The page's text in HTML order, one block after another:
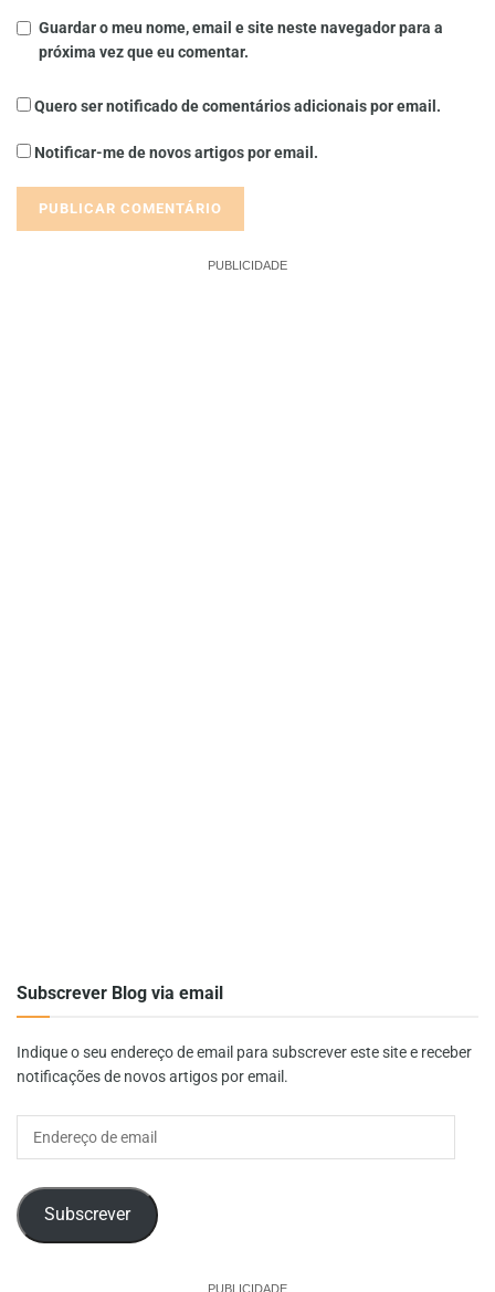
Guardar o meu nome, email e site neste navegador para a
próxima vez que eu comentar.
Quero ser notificado de comentários adicionais por email.
Notificar-me de novos artigos por email.
PUBLICIDADE
Subscrever Blog via email
Indique o seu endereço de email para subscrever este site e receber
notificações de novos artigos por email.
Subscrever
PUBLICIDADE